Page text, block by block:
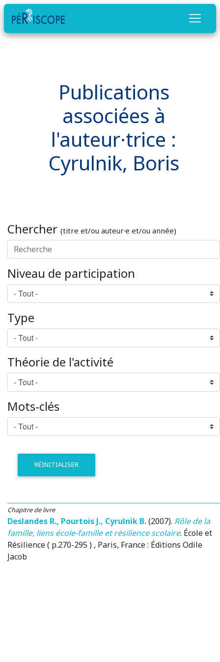
Publications
associées à
l'auteur·trice :
Cyrulnik, Boris
Chercher (titre et/ou auteur·e et/ou année)
Niveau de participation
Type
Théorie de l'activité
Mots-clés
RÉINITIALISER
Chapitre de livre
Deslandes R., Pourtois J., Cyrulnik B.(2007). Rôle de la
famille, liens école-famille et résilience scolaire. École et
Résilience ( p.270-295 ) , Paris, France: Éditions Odile
Jacob